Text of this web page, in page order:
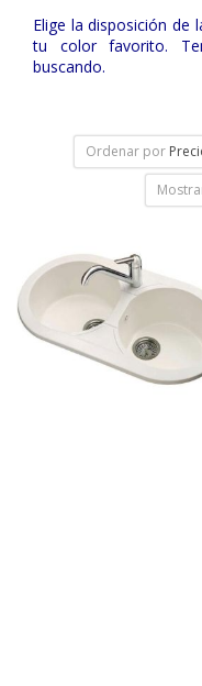
Elige la disposición de
tu color favorito.
buscando.
Ordenar por